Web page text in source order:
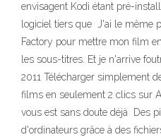
envisagent Kodi étant pré-
logiciel tiers que J'ai le même
Factory pour mettre mon film
les sous-titres. Et je n'arrive
2011 Télécharger simplement
films en seulement 2 clics sur
vous est sans doute déjà Des
d'ordinateurs grâce à des